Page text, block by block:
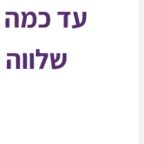
עד כמה
שלווה